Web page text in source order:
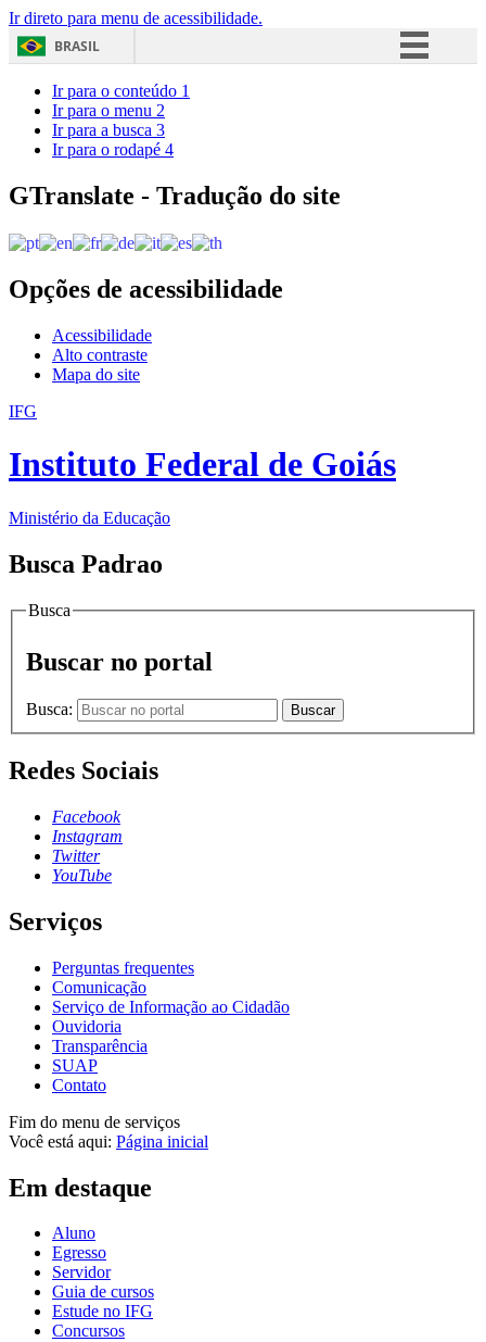
Ir direto para menu de acessibilidade.
BRASIL
Acesso à informação
Ir para o conteúdo 1
Ir para o menu 2
Ir para a busca 3
Ir para o rodapé 4
GTranslate - Tradução do site
Opções de acessibilidade
Acessibilidade
Alto contraste
Mapa do site
IFG
Instituto Federal de Goiás
Ministério da Educação
Busca Padrao
Busca
Buscar no portal
Busca: Buscar
Redes Sociais
Facebook
Instagram
Twitter
YouTube
Serviços
Perguntas frequentes
Comunicação
Serviço de Informação ao Cidadão
Ouvidoria
Transparência
SUAP
Contato
Fim do menu de serviços
Você está aqui: Página inicial
Em destaque
Aluno
Egresso
Servidor
Guia de cursos
Estude no IFG
Concursos